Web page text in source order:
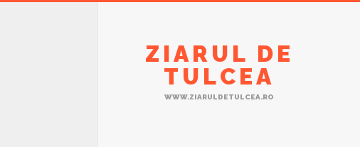
ZIARUL DE
TULCEA
WWW.ZIARULDETULCEA.RO